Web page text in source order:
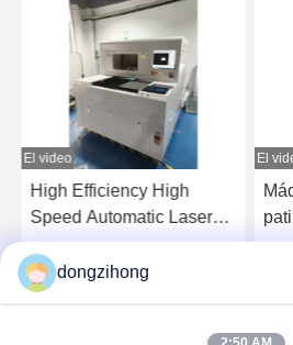
El video
High Efficiency High
Speed Automatic Laser
PCB Depaneling Machine
for SMT Production Line
El
dongzihong